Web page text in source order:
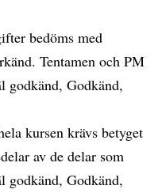
bedöms med
Tentamen och PM
godkänd, Godkänd,
kursen krävs betyget
av de delar som
godkänd, Godkänd,